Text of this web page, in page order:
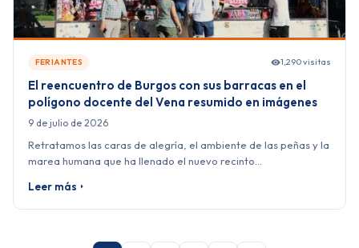
FERIANTES 1,290 visitas
El reencuentro de Burgos con sus barracas en el
polígono docente del Vena resumido en imágenes
9 de julio de 2026
Retratamos las caras de alegría, el ambiente de las peñas y la
marea humana que ha llenado el nuevo recinto…
Leer más